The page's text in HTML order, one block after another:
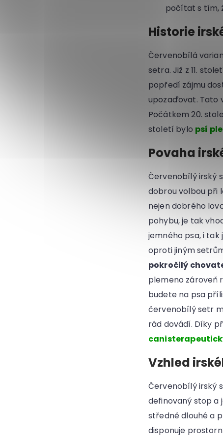
počítat s tím,
Historie
Červenobílá
setra. Již z 11.
popředí zájmu
upozaďovat. Tato
Počátkem 20.
století bylo psí
Povaha
Červenobílý irský
dobrou volbou při
nejen dobrého
pohybu, je tak
jemného psa, i
oproti jiným
pokročilý
plemeno zároveň
budete na psa
červenobílý setr
rád dovádí. Díky
Vzhled
Červenobílý irský
definovaný stop a
středně dlouhé a
disponuje